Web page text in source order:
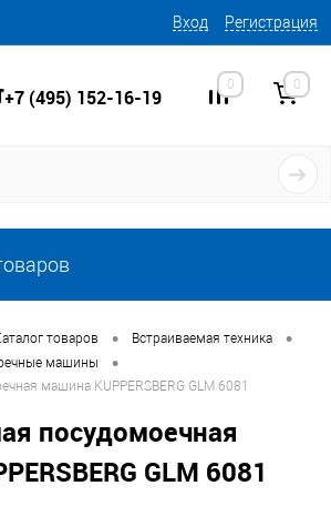
Вход Регистрация
+7 (495) 152-16-19
0 0
товаров • Встраиваемая техника •
машины •
машина KUPPERSBERG GLM 6081
посудомоечная
GLM 6081